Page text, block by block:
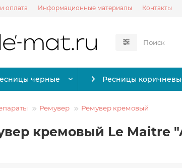
оплата Информационные материалы Контакты
черные Ресницы
Ремувер Ремувер кремовый
кремовый Le Maitre